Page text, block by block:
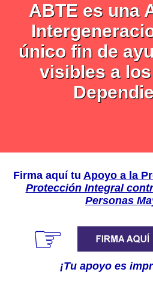
ABTE es una
único fin de
visibles a
Firma aquí tu Apoyo a la
Protección Integral
Personas
☞
¡Tu apoyo es